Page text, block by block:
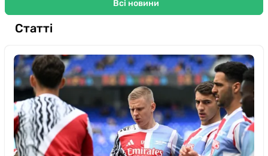
Всі новини
Статті